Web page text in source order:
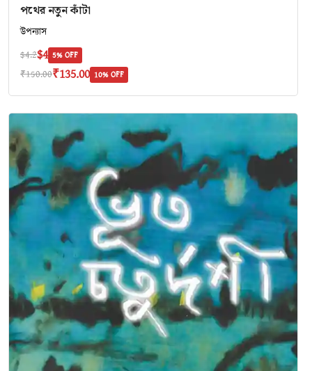
পথের নতুন কাঁটা
উপন্যাস
$4.2$4 5% OFF
₹150.00₹135.00 10% OFF